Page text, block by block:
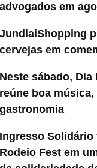
advogados em
JundiaíShopping
cervejas em
Neste sábado,
reúne boa
gastronomia
Ingresso Solidário
Rodeio Fest em